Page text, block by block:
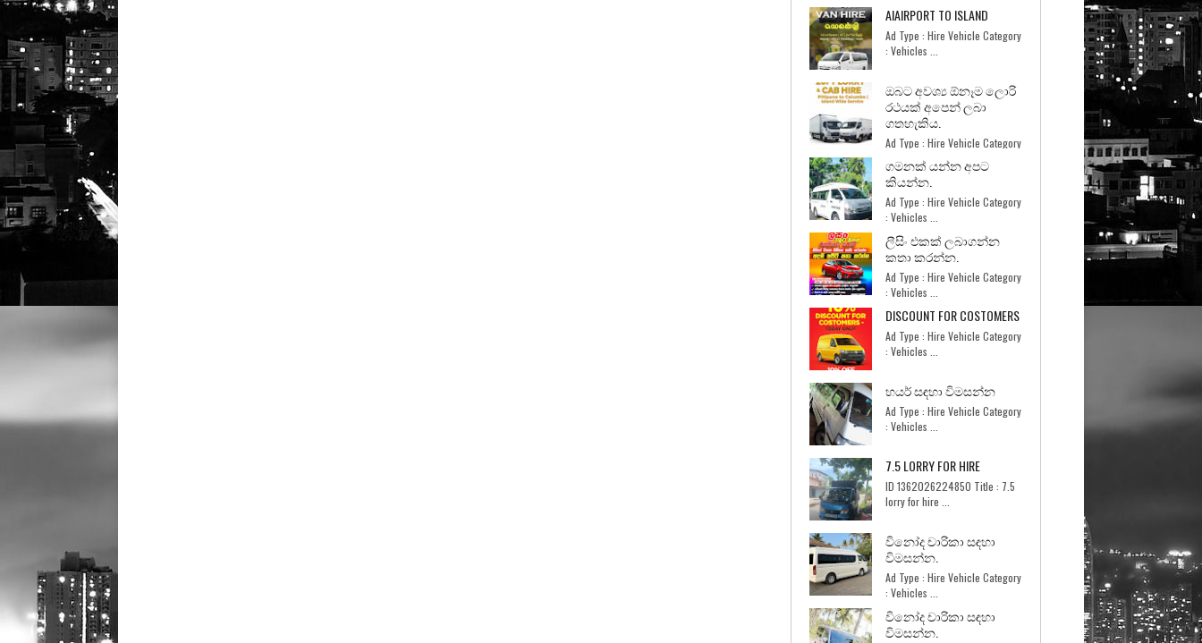
AIAIRPORT TO ISLAND
Ad Type : Hire Vehicle Category
: Vehicles ...
ඔබට අවශ්‍ය ඕනෑම ලොරි
රථයක් අපෙන් ලබා
ගතහැකිය.
Ad Type : Hire Vehicle Category
: Services ...
ගමනක් යන්න අපට
කියන්න.
Ad Type : Hire Vehicle Category
: Vehicles ...
ලීසිං එකක් ලබාගන්න
කතා කරන්න.
Ad Type : Hire Vehicle Category
: Vehicles ...
DISCOUNT FOR COSTOMERS
Ad Type : Hire Vehicle Category
: Vehicles ...
හයර් සඳහා විමසන්න
Ad Type : Hire Vehicle Category
: Vehicles ...
7.5 LORRY FOR HIRE
ID 1362026224850 Title : 7.5
lorry for hire ...
විනෝද චාරිකා සඳහා
විමසන්න.
Ad Type : Hire Vehicle Category
: Vehicles ...
විනෝද චාරිකා සඳහා
විමසන්න.